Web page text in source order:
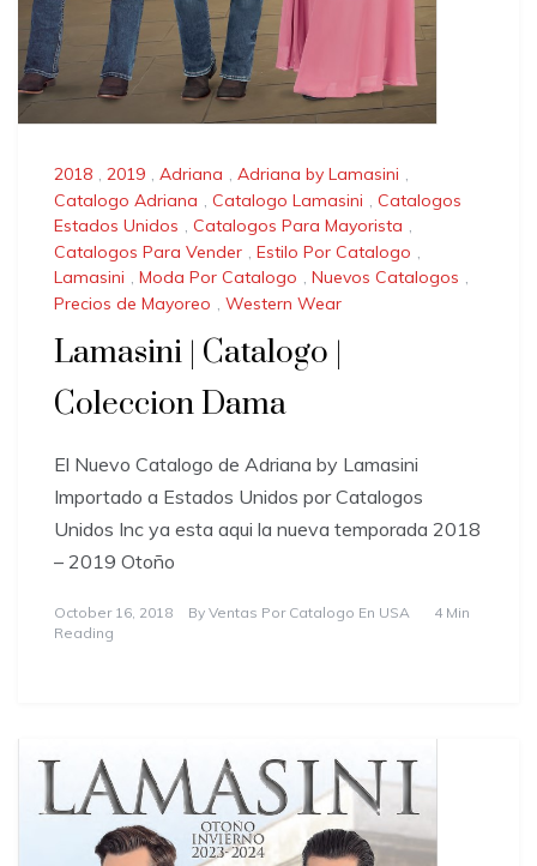
2018 , 2019 , Adriana , Adriana by Lamasini ,
Catalogo Adriana , Catalogo Lamasini , Catalogos
Estados Unidos , Catalogos Para Mayorista ,
Catalogos Para Vender , Estilo Por Catalogo ,
Lamasini , Moda Por Catalogo , Nuevos Catalogos ,
Precios de Mayoreo , Western Wear
Lamasini | Catalogo |
Coleccion Dama
El Nuevo Catalogo de Adriana by Lamasini
Importado a Estados Unidos por Catalogos
Unidos Inc ya esta aqui la nueva temporada 2018
– 2019 Otoño
October 16, 2018 By Ventas Por Catalogo En USA
4 Min
Reading